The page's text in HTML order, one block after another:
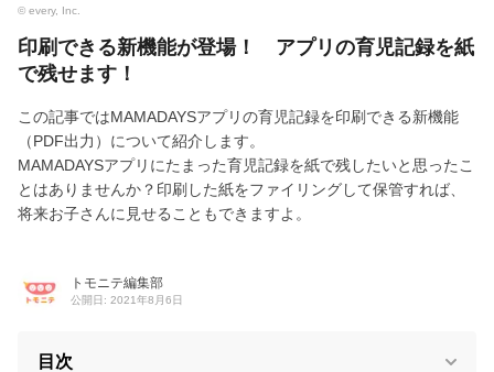
© every, Inc.
印刷できる新機能が登場！ アプリの育児記録を紙
で残せます！
この記事ではMAMADAYSアプリの育児記録を印刷できる新機能
（PDF出力）について紹介します。
MAMADAYSアプリにたまった育児記録を紙で残したいと思ったこ
とはありませんか？印刷した紙をファイリングして保管すれば、
将来お子さんに見せることもできますよ。
トモニテ編集部
公開日: 2021年8月6日
目次